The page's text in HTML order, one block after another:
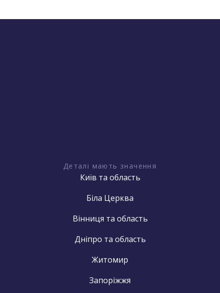
Деталі мають значення
Київ та область
Біла Церква
Вінниця та область
Дніпро та область
Житомир
Запоріжжя